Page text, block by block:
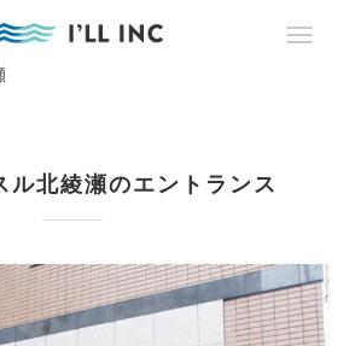
ル北綾瀬のエントランス